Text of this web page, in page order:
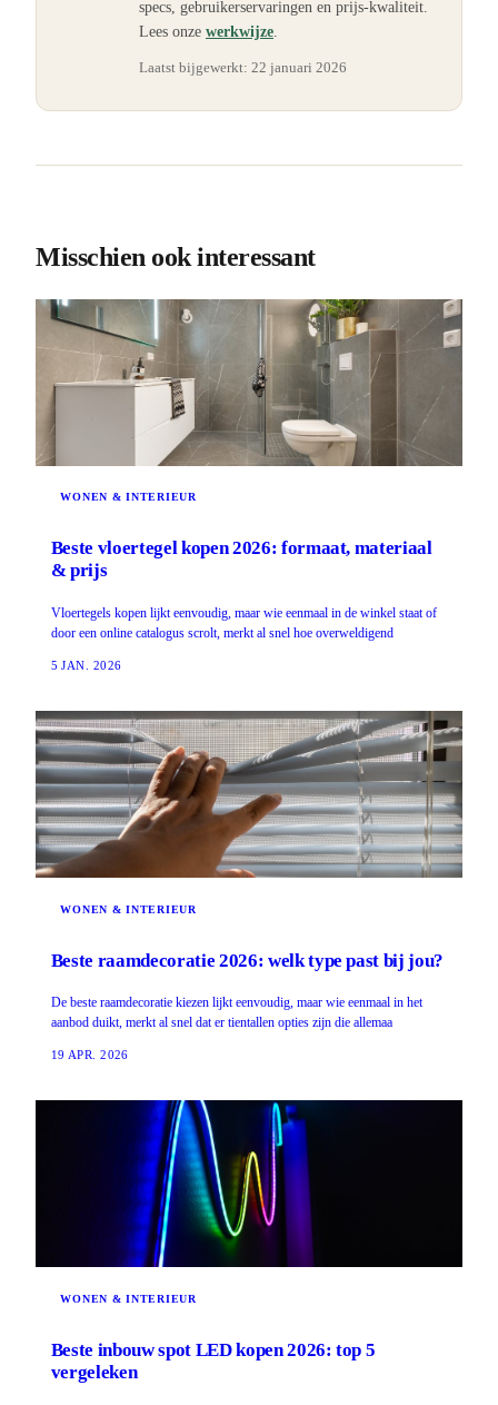
specs, gebruikerservaringen en prijs-kwaliteit.
Lees onze werkwijze
Laatst bijgewerkt: 22 januari 2026
Misschien ook interessant
WONEN & INTERIEUR
Beste vloertegel kopen 2026: formaat, materiaal
& prijs
Vloertegels kopen lijkt eenvoudig, maar wie eenmaal in de winkel staat of
door een online catalogus scrolt, merkt al snel hoe overweldigend
5 JAN. 2026
WONEN & INTERIEUR
Beste raamdecoratie 2026: welk type past bij jou?
De beste raamdecoratie kiezen lijkt eenvoudig, maar wie eenmaal in het
aanbod duikt, merkt al snel dat er tientallen opties zijn die allemaa
19 APR. 2026
WONEN & INTERIEUR
Beste inbouw spot LED kopen 2026: top 5
vergeleken